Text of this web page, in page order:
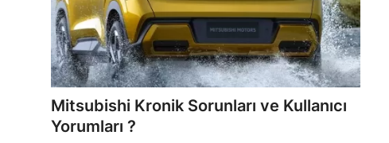
Mitsubishi Kronik Sorunları ve Kullanıcı
Yorumları ?